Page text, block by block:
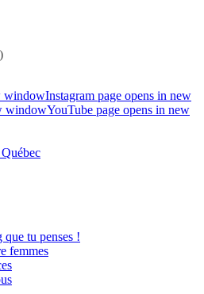
)
windowInstagram page opens in new
windowYouTube page opens in new
que tu penses !
femmes